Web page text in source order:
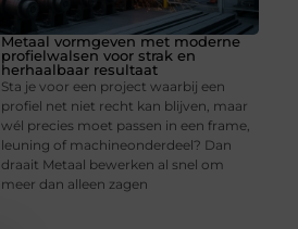
Metaal vormgeven met moderne
profielwalsen voor strak en
herhaalbaar resultaat
Sta je voor een project waarbij een
profiel net niet recht kan blijven, maar
wél precies moet passen in een frame,
leuning of machineonderdeel? Dan
draait Metaal bewerken al snel om
meer dan alleen zagen